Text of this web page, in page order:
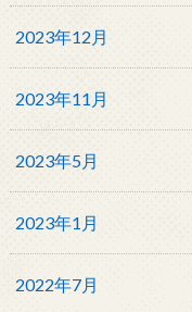
2023年12月
2023年11月
2023年5月
2023年1月
2022年7月